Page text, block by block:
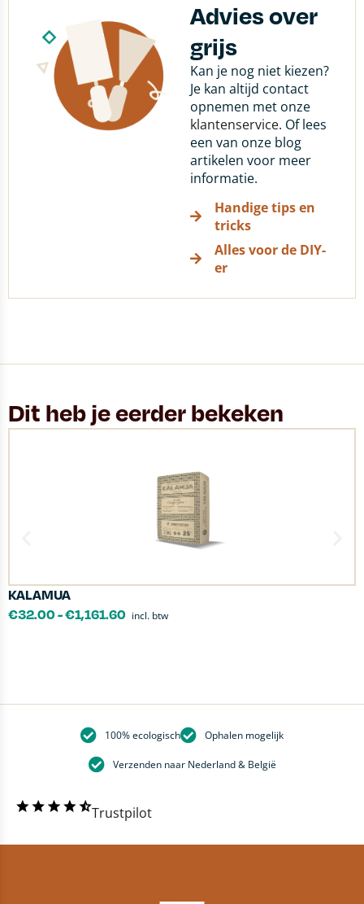
Advies over
grijs
Kan je nog niet kiezen?
Je kan altijd contact
opnemen met onze
klantenservice. Of lees
een van onze blog
artikelen voor meer
informatie.
Handige tips en
tricks
Alles voor de DIY-
er
Dit heb je eerder bekeken
KALAMUA
€32.00-€1,161.60 incl. btw
100% ecologisch Ophalen mogelijk
Verzenden naar Nederland & België
Trustpilot